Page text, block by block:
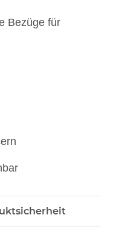
Bezüge für